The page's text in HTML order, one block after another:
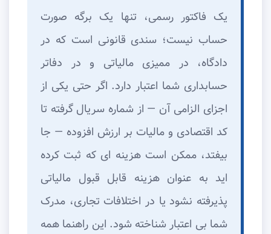
یک فاکتور رسمی، تنها یک برگه صورت
حساب نیست؛ سندی قانونی است که در
دادگاه، در ممیزی مالیاتی و در دفاتر
حسابداری شما اعتبار دارد. اگر حتی یکی از
اجزای الزامی آن — از شماره سریال گرفته تا
کد اقتصادی و مالیات بر ارزش افزوده — جا
بیفتد، ممکن است هزینه ای که ثبت کرده
اید به عنوان هزینه قابل قبول مالیاتی
پذیرفته نشود یا در اختلافات تجاری، مدرک
شما بی اعتبار شناخته شود. این راهنما همه